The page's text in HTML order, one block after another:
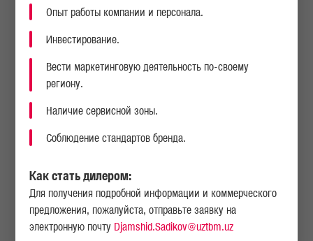
Что вы слышали о торговой марке MAN? На протяжении многих лет
рынке. Грузовики MAN смело можно считать синонимом качества
десятки престижных наград.
НАДЕЖНОСТЬ
БЕЗОПАСНОСТЬ КОМФОРТ
Опыт работы компании и персонала.
Инвестирование.
Вести маркетинговую деятельность по-своему
региону.
Наличие сервисной зоны.
Соблюдение стандартов бренда.
Как стать дилером:
Для получения подробной информации и коммерческого
предложения, пожалуйста, отправьте заявку на
электронную почту Djamshid.Sadikov@uztbm.uz